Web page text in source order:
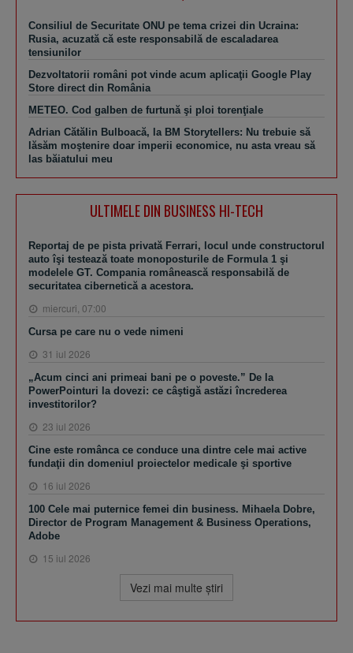
Consiliul de Securitate ONU pe tema crizei din Ucraina:
Rusia, acuzată că este responsabilă de escaladarea
tensiunilor
Dezvoltatorii români pot vinde acum aplicaţii Google Play
Store direct din România
METEO. Cod galben de furtună şi ploi torenţiale
Adrian Cătălin Bulboacă, la BM Storytellers: Nu trebuie să
lăsăm moştenire doar imperii economice, nu asta vreau să
las băiatului meu
ULTIMELE DIN BUSINESS HI-TECH
Reportaj de pe pista privată Ferrari, locul unde constructorul
auto îşi testează toate monoposturile de Formula 1 şi
modelele GT. Compania românească responsabilă de
securitatea cibernetică a acestora.
miercuri, 07:00
Cursa pe care nu o vede nimeni
31 iul 2026
„Acum cinci ani primeai bani pe o poveste.” De la
PowerPointuri la dovezi: ce câştigă astăzi încrederea
investitorilor?
23 iul 2026
Cine este românca ce conduce una dintre cele mai active
fundaţii din domeniul proiectelor medicale şi sportive
16 iul 2026
100 Cele mai puternice femei din business. Mihaela Dobre,
Director de Program Management & Business Operations,
Adobe
15 iul 2026
Vezi mai multe ştiri